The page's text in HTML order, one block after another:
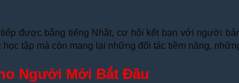
được bằng tiếng Nhật, cơ hội kết bạn với người
tập mà còn mang lại những đối tác tiềm năng,
Người Mới Bắt Đầu